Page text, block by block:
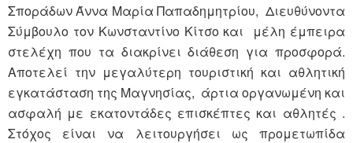
Σποράδων Άννα Μαρία Παπαδημητρίου, Διευθύνοντα
Σύμβουλο τον Κωνσταντίνο Κίτσο και μέλη έμπειρα
στελέχη που τα διακρίνει διάθεση για προσφορά.
Αποτελεί την μεγαλύτερη τουριστική και αθλητική
εγκατάσταση της Μαγνησίας, άρτια οργανωμένη και
ασφαλή με εκατοντάδες επισκέπτες και αθλητές .
Στόχος είναι να λειτουργήσει ως προμετωπίδα